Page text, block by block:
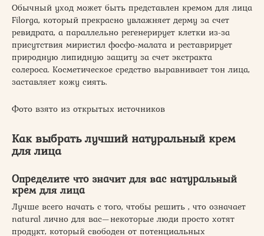
Обычный уход может быть представлен кремом для лица
Filorga, который прекрасно увлажняет дерму за счет
ревидрата, а параллельно регенерирует клетки из-за
присутствия миристил фосфо-малата и реставрирует
природную липидную защиту за счет экстракта
солероса. Косметическое средство выравнивает тон лица,
заставляет кожу сиять.
Фото взято из открытых источников
Как выбрать лучший натуральный крем
для лица
Определите что значит для вас натуральный
крем для лица
Лучше всего начать с того, чтобы решить , что означает
natural лично для вас—некоторые люди просто хотят
продукт, который свободен от потенциальных